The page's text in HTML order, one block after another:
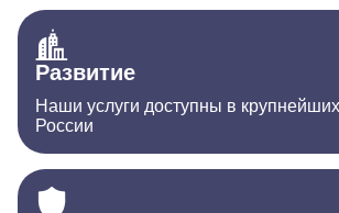
Развитие
Наши услуги доступны в
России